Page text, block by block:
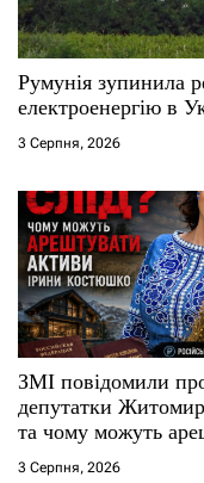
Румунія зупинила
електроенергію в
3 Серпня, 2026
ЗМІ повідомили
депутатки
та чому можуть
3 Серпня, 2026